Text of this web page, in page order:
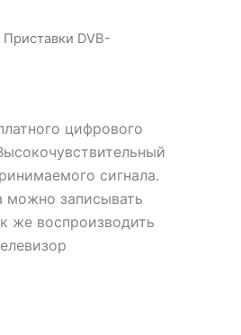
Приставки DVB-
цифрового
сигнала.
можно записывать
же воспроизводить